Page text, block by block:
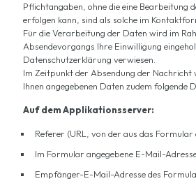
Pflichtangaben, ohne die eine Bearbeitung
erfolgen kann, sind als solche im
Für die Verarbeitung der Daten wird im
Absendevorgangs Ihre Einwilligung
Datenschutzerklärung verwiesen.
Im Zeitpunkt der Absendung der Nachricht
Ihnen angegebenen Daten zudem folgende
Auf dem Applikationsserver:
Referer (URL, von der aus das
Im Formular angegebene E-Mail-
Empfänger-E-Mail-Adresse des